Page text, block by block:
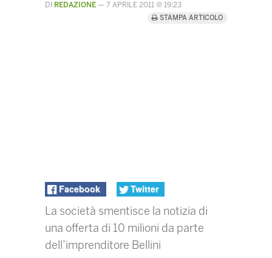
DI REDAZIONE — 7 APRILE 2011 @ 19:23
STAMPA ARTICOLO
Facebook Twitter
La società smentisce la notizia di
una offerta di 10 milioni da parte
dell’imprenditore Bellini